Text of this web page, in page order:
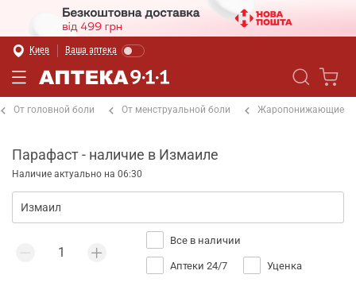
Киев Ваша аптека
От головной боли От менструальной боли Жаропонижающие
Парафаст - наличие в Измаиле
Наличие актуально на 06:30
Все в наличии
Аптеки 24/7 Уценка